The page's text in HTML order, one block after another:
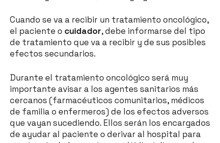
Cuando se va a recibir un tratamiento oncológico,
el paciente o cuidador, debe informarse del tipo
de tratamiento que va a recibir y de sus posibles
efectos secundarios.
Durante el tratamiento oncológico será muy
importante avisar a los agentes sanitarios más
cercanos (farmacéuticos comunitarios, médicos
de familia o enfermeros) de los efectos adversos
que vayan sucediendo. Ellos serán los encargados
de ayudar al paciente o derivar al hospital para